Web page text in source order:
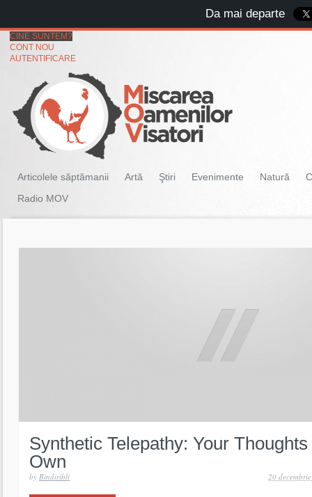
CINE SUNTEM?
CONT NOU
AUTENTIFICARE
Articolele săptămanii Artă Ştiri Evenimente Natură
Radio MOV
Synthetic Telepathy: Your
Own
by Bindiribli 20
Da mai departe